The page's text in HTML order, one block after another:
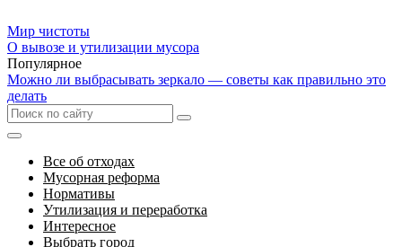
Мир чистоты
О вывозе и утилизации мусора
Популярное
Можно ли выбрасывать зеркало — советы как правильно это
делать
Все об отходах
Мусорная реформа
Нормативы
Утилизация и переработка
Интересное
Выбрать город